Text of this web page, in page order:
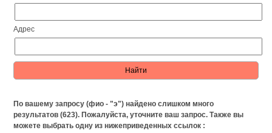
Адрес
По вашему запросу (фио - "э") найдено слишком много
результатов (623). Пожалуйста, уточните ваш запрос.Также вы
можете выбрать одну из нижеприведенных ссылок :